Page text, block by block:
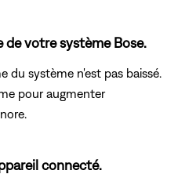
de votre système Bose.
du système n'est pas baissé.
pour augmenter
connecté.